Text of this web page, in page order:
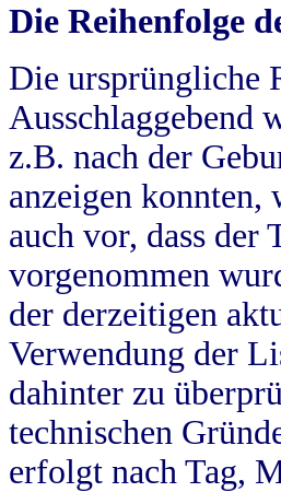
Die Reihenfolge
Die ursprüngliche
Ausschlaggebend
z.B. nach der
anzeigen konnten,
auch vor, dass
vorgenommen
der derzeitigen
Verwendung der
dahinter zu
technischen
erfolgt nach Tag,